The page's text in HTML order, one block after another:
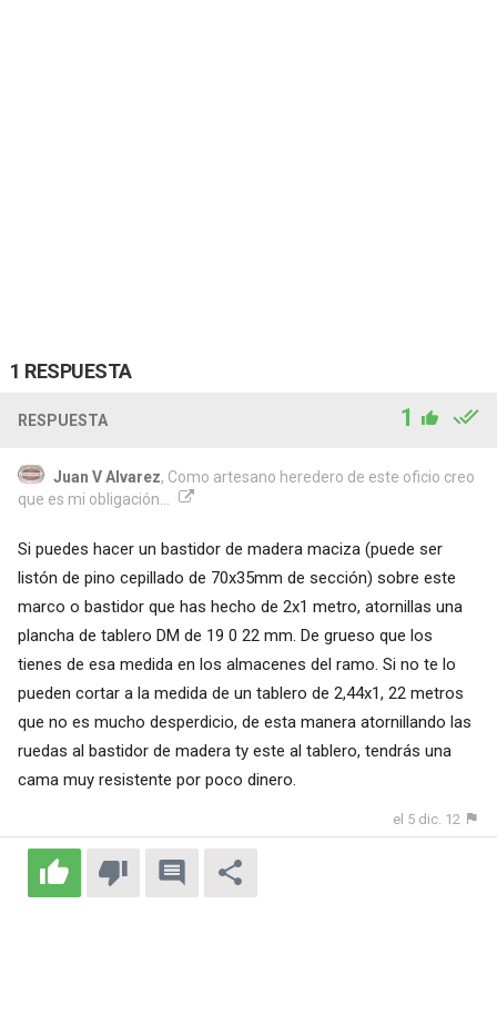
1 RESPUESTA
RESPUESTA 1
Juan V Alvarez, Como artesano heredero de este oficio creo
que es mi obligación...
Si puedes hacer un bastidor de madera maciza (puede ser
listón de pino cepillado de 70x35mm de sección) sobre este
marco o bastidor que has hecho de 2x1 metro, atornillas una
plancha de tablero DM de 19 0 22 mm. De grueso que los
tienes de esa medida en los almacenes del ramo. Si no te lo
pueden cortar a la medida de un tablero de 2,44x1, 22 metros
que no es mucho desperdicio, de esta manera atornillando las
ruedas al bastidor de madera ty este al tablero, tendrás una
cama muy resistente por poco dinero.
el 5 dic. 12